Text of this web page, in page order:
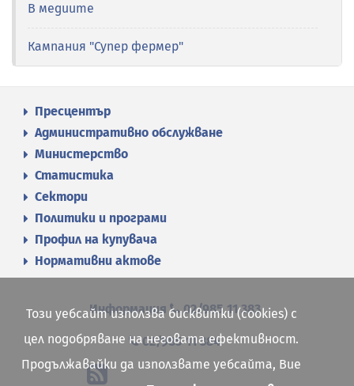
В медиите
Кампания "Супер фермер"
Пресцентър
Административно обслужване
Министерство
Статистика
Сектори
Политики и програми
Профил на купувача
Нормативни актове
Информация 02/985 11 383
02/985 11 384
Този уебсайт използва бисквитки (cookies) с
цел подобряване на неговата ефективност.
Продължавайки да използвате уебсайта, Вие